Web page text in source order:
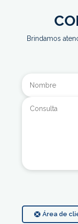
Brindamos
Área de